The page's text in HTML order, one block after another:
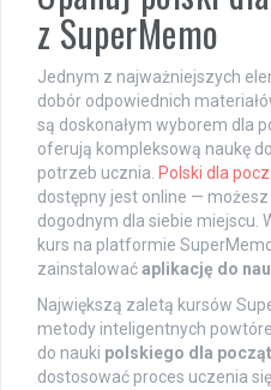
z SuperMemo
Jednym z najważniejszych
dobór odpowiednich
są doskonałym wyborem dla
oferują kompleksową naukę
potrzeb ucznia. Polski dla
dostępny jest online —
dogodnym dla siebie miejscu.
kurs na platformie
zainstalowaćaplikację do
Największą zaletą kursów
metody inteligentnych
do nauki polskiego dla
dostosować proces uczenia